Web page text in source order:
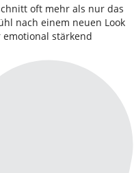
oft mehr als nur das
nach einem neuen Look
stärkend